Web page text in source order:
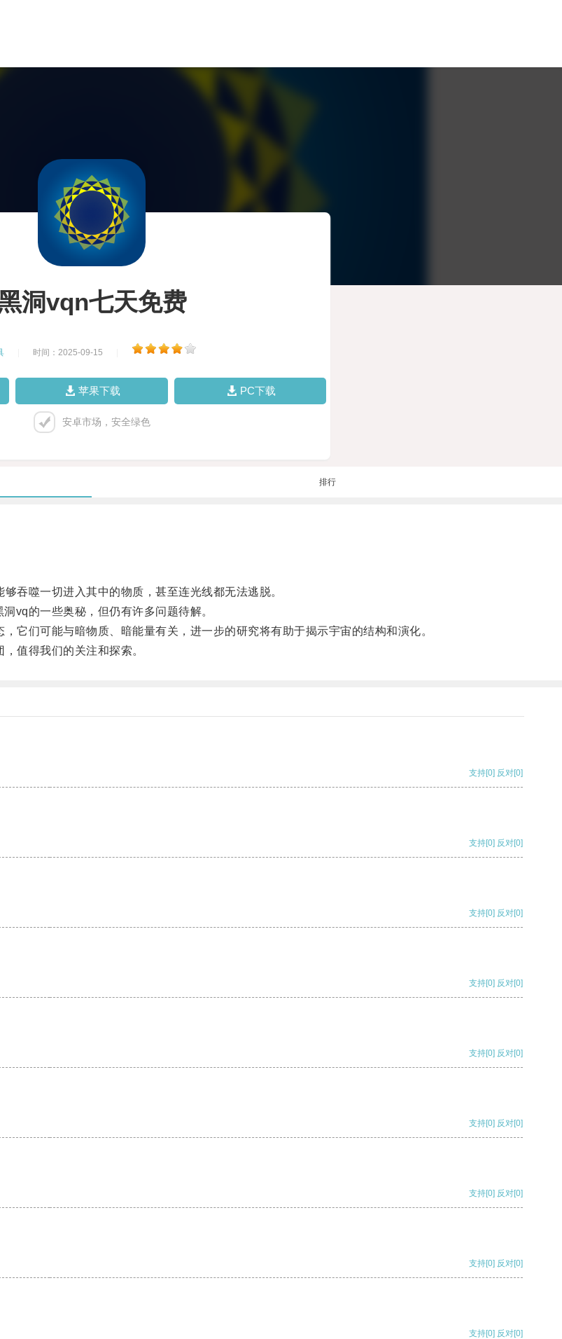
洞vqn七天免费
时间：2025-09-15
苹果下载 PC下载
安卓市场，安全绿色
排行
噬一切进入其中的物质，甚至连光线都无法逃脱。
的一些奥秘，但仍有许多问题待解。
们可能与暗物质、暗能量有关，进一步的研究将有助于揭示宇宙的结构和演化。
值得我们的关注和探索。
支持[0] 反对[0]
支持[0] 反对[0]
支持[0] 反对[0]
支持[0] 反对[0]
支持[0] 反对[0]
支持[0] 反对[0]
支持[0] 反对[0]
支持[0] 反对[0]
支持[0] 反对[0]